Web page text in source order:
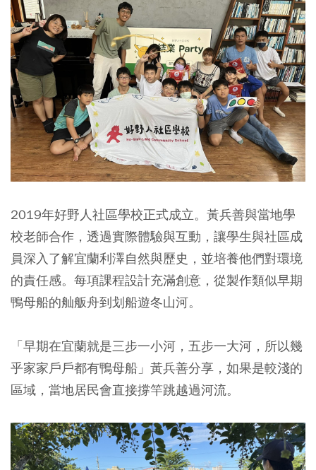
2019年好野人社區學校正式成立。黃兵善與當地學
校老師合作，透過實際體驗與互動，讓學生與社區成
員深入了解宜蘭利澤自然與歷史，並培養他們對環境
的責任感。每項課程設計充滿創意，從製作類似早期
鴨母船的舢舨舟到划船遊冬山河。
「早期在宜蘭就是三步一小河，五步一大河，所以幾
乎家家戶戶都有鴨母船」黃兵善分享，如果是較淺的
區域，當地居民會直接撐竿跳越過河流。